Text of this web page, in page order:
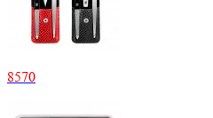
8570